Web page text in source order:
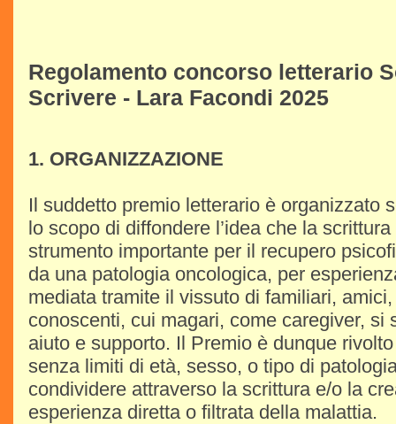
Regolamento concorso letterario
Scrivere - Lara Facondi 2025
1. ORGANIZZAZIONE
Il suddetto premio letterario è organizzato
lo scopo di diffondere l’idea che la
strumento importante per il recupero
da una patologia oncologica, per
mediata tramite il vissuto di familiari,
conoscenti, cui magari, come caregiver, si
aiuto e supporto. Il Premio è dunque
senza limiti di età, sesso, o tipo di
condividere attraverso la scrittura e/o la
esperienza diretta o filtrata della malattia.